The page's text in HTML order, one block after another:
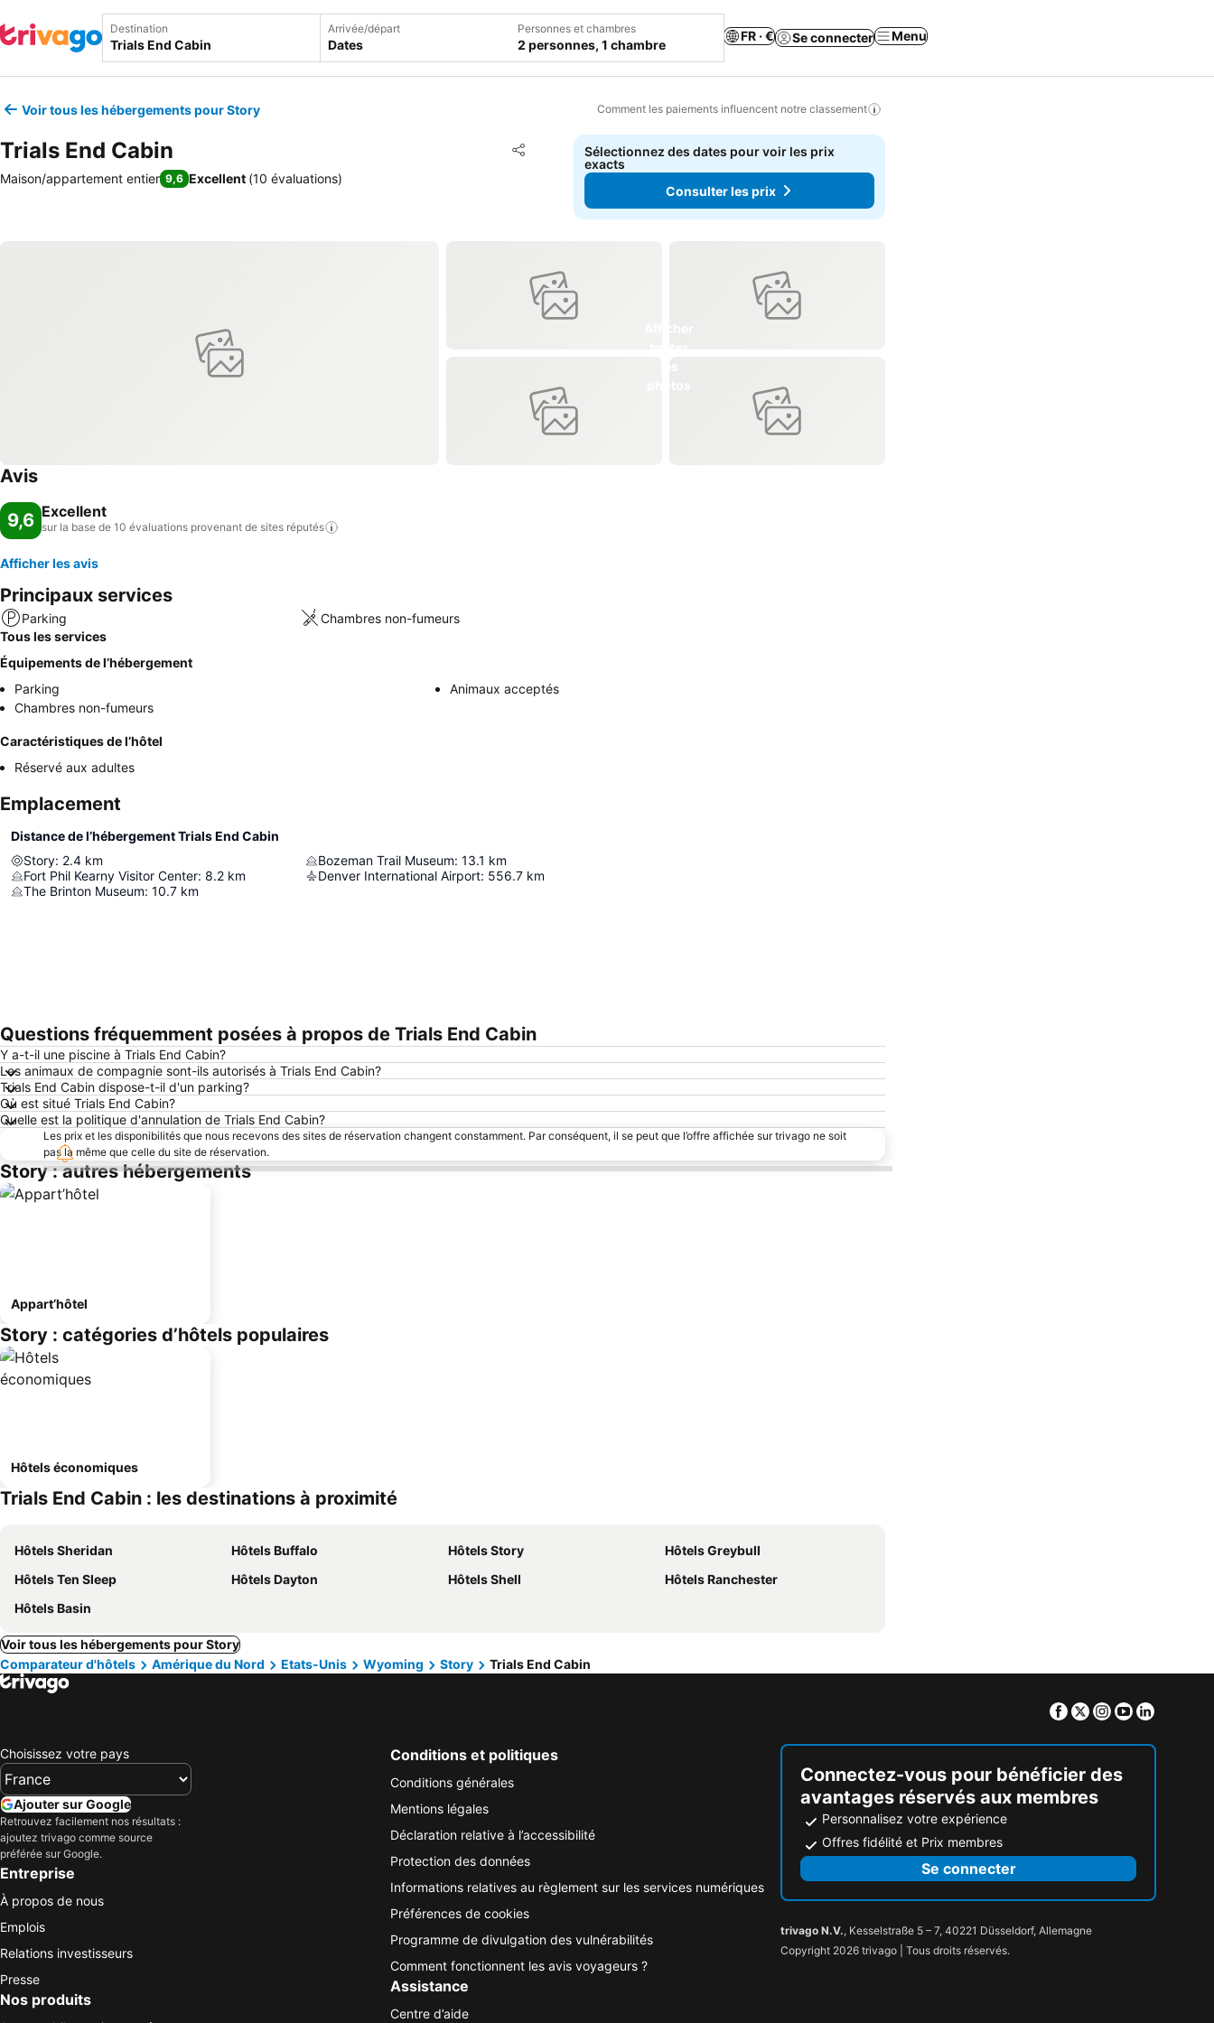
Destination Arrivée/départ
Dates
Personnes et chambres
2 personnes, 1 chambre
FR · € Se connecter Menu
Voir tous les hébergements pour Story Comment les paiements influencent notre classement
Trials End Cabin Partager
Ajouter à mes favoris
Maison/appartement entier 9,6 Excellent (10 évaluations)
Sélectionnez des dates pour voir les prix
exacts
Consulter les prix
Avis
9,6 Excellent
sur la base de 10 évaluations provenant de sites réputés
Afficher les avis
Principaux services
Parking
Chambres non-fumeurs
Tous les services
Équipements de l’hébergement
Parking
Animaux acceptés
Chambres non-fumeurs
Caractéristiques de l’hôtel
Réservé aux adultes
Emplacement
Distance de l’hébergement Trials End Cabin
Story: 2.4 km
Fort Phil Kearny Visitor Center: 8.2 km
The Brinton Museum: 10.7 km
Bozeman Trail Museum: 13.1 km
Denver International Airport: 556.7 km
Agrandir la carte
Questions fréquemment posées à propos de Trials End Cabin
Y a-t-il une piscine à Trials End Cabin?
Les animaux de compagnie sont-ils autorisés à Trials End Cabin?
Trials End Cabin dispose-t-il d'un parking?
Où est situé Trials End Cabin?
Quelle est la politique d'annulation de Trials End Cabin?
Les prix et les disponibilités que nous recevons des sites de réservation changent constamment. Par conséquent, il se peut que l’offre affichée sur trivago ne soit
pas la même que celle du site de réservation.
Story : autres hébergements
Appart’hôtel
Story : catégories d’hôtels populaires
Hôtels économiques
Trials End Cabin : les destinations à proximité
Hôtels Sheridan Hôtels Buffalo Hôtels Story
Hôtels Greybull
Hôtels Ten Sleep
Hôtels Dayton Hôtels Shell
Hôtels Ranchester
Hôtels Basin
Voir tous les hébergements pour Story
Comparateur d'hôtels
Amérique du Nord Etats-Unis Wyoming Story Trials End Cabin
Facebook
TwitterInstagram
Youtube
Choisissez votre pays
Ajouter sur Google
Retrouvez facilement nos résultats :
ajoutez trivago comme source
préférée sur Google.
Entreprise
À propos de nous
Emplois
Relations investisseurs
Presse
Nos produits
Conditions et politiques
Conditions générales
Mentions légales
Déclaration relative à l’accessibilité
Protection des données
Informations relatives au règlement sur les services numériques
Préférences de cookies
Programme de divulgation des vulnérabilités
Comment fonctionnent les avis voyageurs ?
Assistance
Centre d’aide
Connectez-vous pour bénéficier des
avantages réservés aux membres
Personnalisez votre expérience
Offres fidélité et Prix membres
Se connecter
trivago N.V., Kesselstraße 5 – 7, 40221 Düsseldorf, Allemagne
Copyright 2026 trivago | Tous droits réservés.